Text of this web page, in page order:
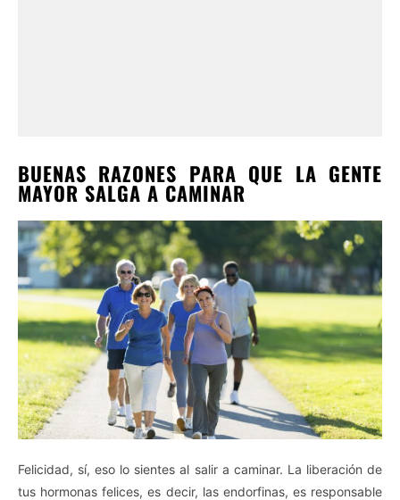
BUENAS RAZONES PARA QUE LA GENTE
MAYOR SALGA A CAMINAR
Felicidad, sí, eso lo sientes al salir a caminar. La liberación de
tus hormonas felices, es decir, las endorfinas, es responsable